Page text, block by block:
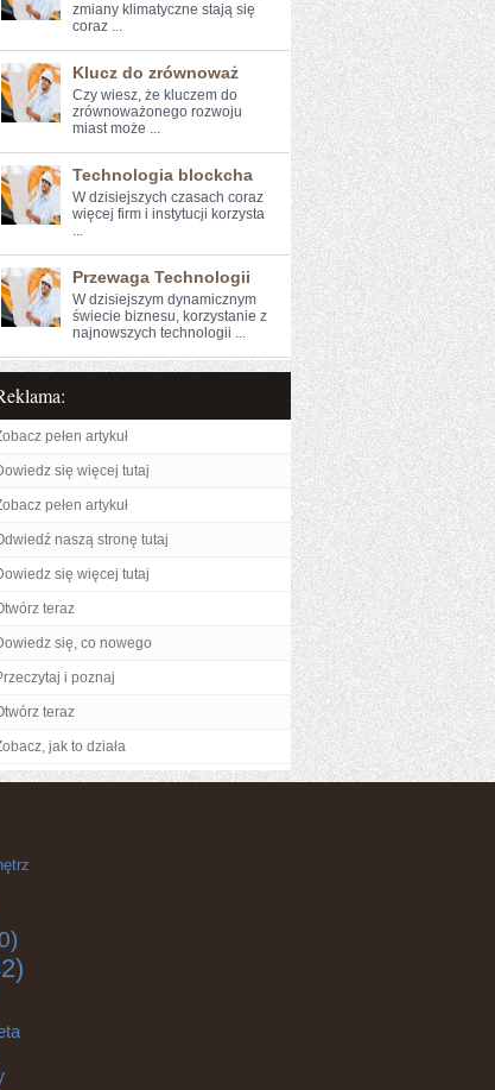
zmiany klimatyczne stają się
coraz ...
Klucz do zrównoważ
Czy wiesz, że kluczem‌ do
zrównoważonego rozwoju
miast może ...
Technologia blockcha
W dzisiejszych czasach coraz
więcej firm i instytucji korzysta
...
Przewaga Technologii
W dzisiejszym​ dynamicznym
świecie biznesu, ‍korzystanie z
najnowszych technologii⁢ ...
pełen artykuł
się więcej tutaj
pełen artykuł
naszą stronę tutaj
się więcej tutaj
teraz
się, co nowego
i poznaj
teraz
jak to działa